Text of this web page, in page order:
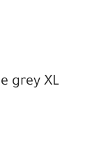
grey XL